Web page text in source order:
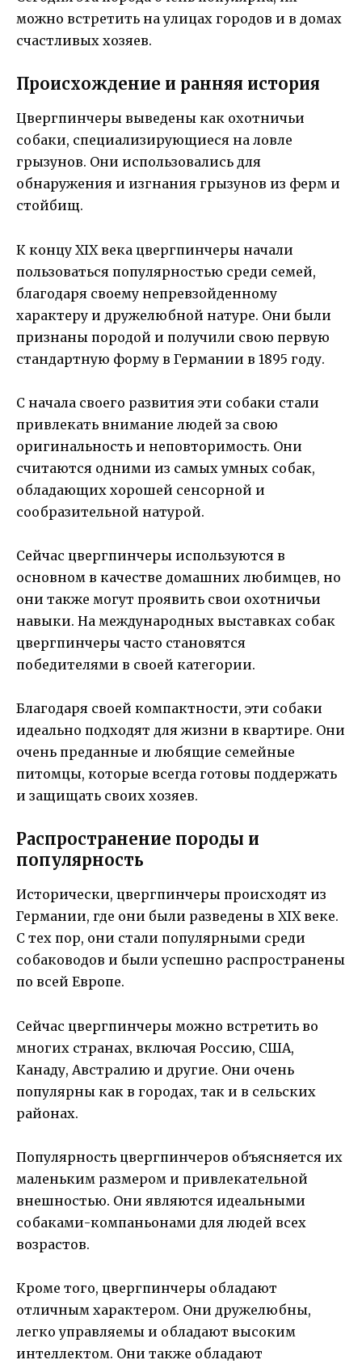
можно встретить на улицах городов и в домах
счастливых хозяев.
Происхождение и ранняя история
Цвергпинчеры выведены как охотничьи
собаки, специализирующиеся на ловле
грызунов. Они использовались для
обнаружения и изгнания грызунов из ферм и
стойбищ.
К концу XIX века цвергпинчеры начали
пользоваться популярностью среди семей,
благодаря своему непревзойденному
характеру и дружелюбной натуре. Они были
признаны породой и получили свою первую
стандартную форму в Германии в 1895 году.
С начала своего развития эти собаки стали
привлекать внимание людей за свою
оригинальность и неповторимость. Они
считаются одними из самых умных собак,
обладающих хорошей сенсорной и
сообразительной натурой.
Сейчас цвергпинчеры используются в
основном в качестве домашних любимцев, но
они также могут проявить свои охотничьи
навыки. На международных выставках собак
цвергпинчеры часто становятся
победителями в своей категории.
Благодаря своей компактности, эти собаки
идеально подходят для жизни в квартире. Они
очень преданные и любящие семейные
питомцы, которые всегда готовы поддержать
и защищать своих хозяев.
Распространение породы и
популярность
Исторически, цвергпинчеры происходят из
Германии, где они были разведены в XIX веке.
С тех пор, они стали популярными среди
собаководов и были успешно распространены
по всей Европе.
Сейчас цвергпинчеры можно встретить во
многих странах, включая Россию, США,
Канаду, Австралию и другие. Они очень
популярны как в городах, так и в сельских
районах.
Популярность цвергпинчеров объясняется их
маленьким размером и привлекательной
внешностью. Они являются идеальными
собаками-компаньонами для людей всех
возрастов.
Кроме того, цвергпинчеры обладают
отличным характером. Они дружелюбны,
легко управляемы и обладают высоким
интеллектом. Они также обладают